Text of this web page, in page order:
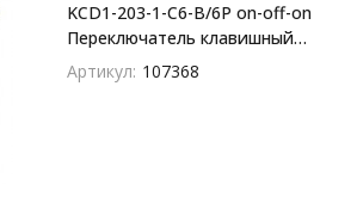
KCD1-203-1-C6-B/6P on-off-on
Переключатель клавишный
(рокерный)
Артикул: 107368